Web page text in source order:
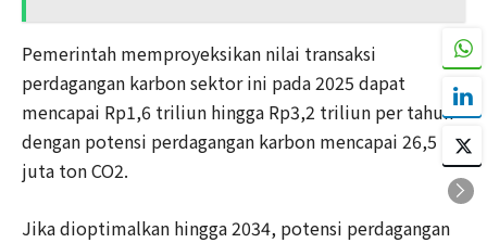
Pemerintah memproyeksikan nilai transaksi
perdagangan karbon sektor ini pada 2025 dapat
mencapai Rp1,6 triliun hingga Rp3,2 triliun per tahun
dengan potensi perdagangan karbon mencapai 26,5
juta ton CO2.
Jika dioptimalkan hingga 2034, potensi perdagangan